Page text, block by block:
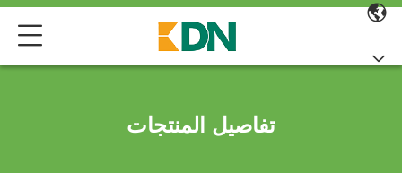
تفاصيل المنتجات